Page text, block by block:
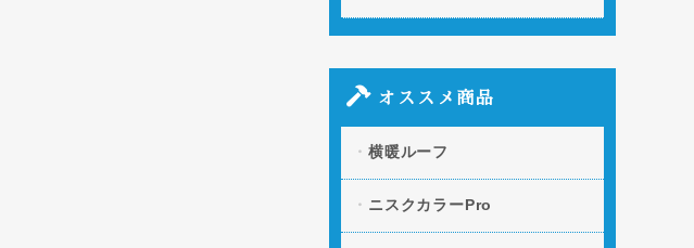
オススメ商品
横暖ルーフ
ニスクカラーPro